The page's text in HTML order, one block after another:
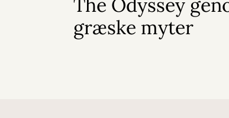
The Odyssey
græske myter